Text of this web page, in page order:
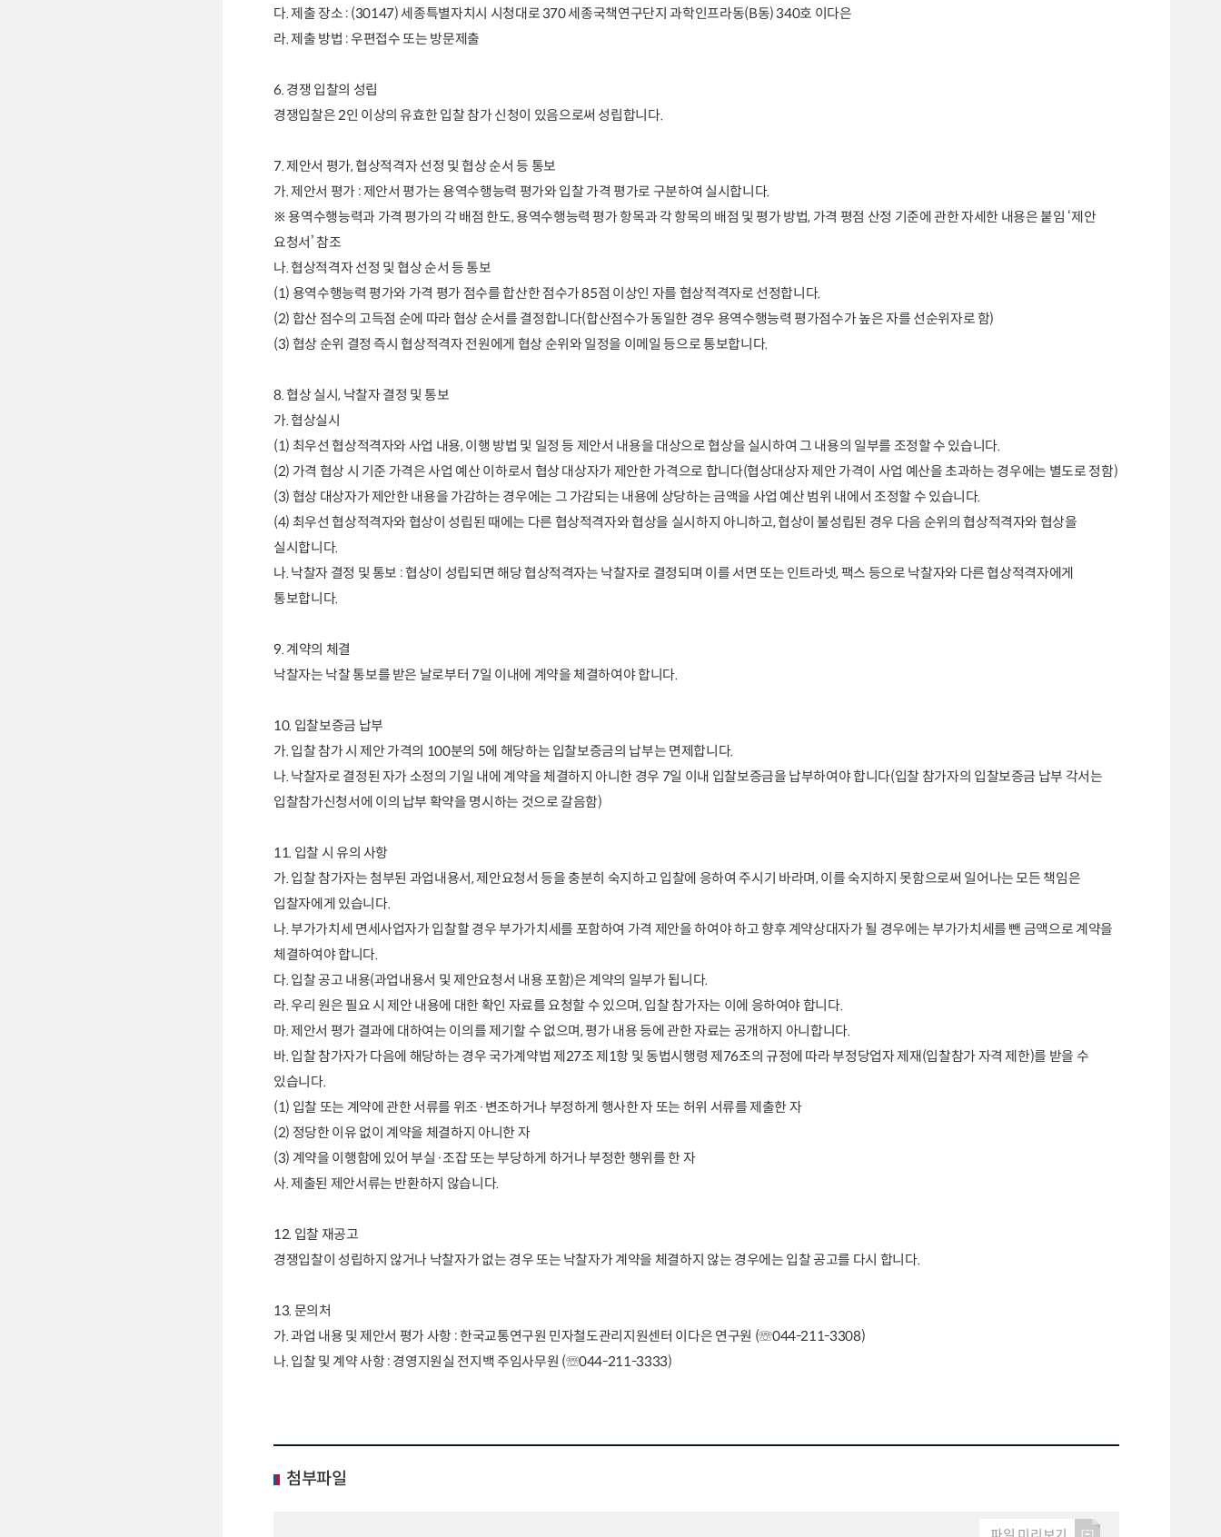
다.제출 장소 : (30147)세종특별자치시 시청대로370세종국책연구단지 과학인프라동(B동) 340호 이다은
라.제출 방법 :우편접수 또는 방문제출
6. 경쟁 입찰의 성립
경쟁입찰은2인 이상의 유효한 입찰 참가 신청이 있음으로써 성립합니다.
7.제안서 평가,협상적격자 선정 및 협상 순서 등 통보
가.제안서 평가 :제안서 평가는 용역수행능력 평가와 입찰 가격 평가로 구분하여 실시합니다.
※용역수행능력과 가격 평가의 각 배점 한도,용역수행능력 평가 항목과 각 항목의 배점 및 평가 방법, 가격 평점 산정 기준에 관한 자세한 내용은 붙임 ‘제안
요청서 ’ 참조
나.협상적격자 선정 및 협상 순서 등 통보
(1) 용역수행능력 평가와 가격 평가 점수를 합산한 점수가85점 이상인 자를 협상적격자로 선정합니다.
(2) 합산 점수의 고득점 순에 따라 협상 순서를 결정합니다(합산점수가 동일한 경우 용역수행능력 평가점수가 높은 자를 선순위자로 함)
(3) 협상 순위 결정 즉시 협상적격자 전원에게 협상 순위와 일정을 이메일 등으로 통보합니다.
8.협상 실시, 낙찰자 결정 및 통보
가.협상실시
(1) 최우선 협상적격자와 사업 내용, 이행 방법 및 일정 등 제안서 내용을 대상으로 협상을 실시하여 그 내용의 일부를 조정할 수 있습니다.
(2) 가격 협상 시 기준 가격은 사업 예산 이하로서 협상 대상자가 제안한 가격으로 합니다(협상대상자 제안 가격이 사업 예산을 초과하는 경우에는 별도로 정함)
(3) 협상 대상자가 제안한 내용을 가감하는 경우에는 그 가감되는 내용에 상당하는 금액을 사업 예산 범위 내에서 조정할 수 있습니다.
(4) 최우선 협상적격자와 협상이 성립된 때에는 다른 협상적격자와 협상을 실시 하지 아니하고,협상이 불성립된 경우 다음 순위의 협상적격자와 협상을
실시합니다.
나. 낙찰자 결정 및 통보 :협상이 성립되면 해당 협상적격자는 낙찰자로 결정되며 이를 서면 또는 인트라넷, 팩스 등으로 낙찰자와 다른 협상적격자에게
통보합니다.
9. 계약의 체결
낙찰자는 낙찰 통보를 받은 날로부터 7일 이내에 계약을 체결하여야 합니다.
10. 입찰보증금 납부
가. 입찰 참가 시 제안 가격의 100분의 5에 해당하는 입찰보증금의 납부는 면제합니다.
나. 낙찰자로 결정된 자가 소정의 기일 내에 계약을 체결하지 아니한 경우 7일 이내 입찰보증금을 납부하여야 합니다(입찰 참가자의 입찰보증금 납부 각서는
입찰참가신청서에 이의 납부 확약을 명시하는 것으로 갈음함)
11. 입찰 시 유의 사항
가. 입찰 참가자는 첨부된 과업내용서,제안요청서 등을 충분히 숙지하고 입찰에 응하여 주시기 바라며, 이를 숙지하지 못함으로써 일어나는 모든 책임은
입찰자에게 있습니다.
나.부가가치세 면세사업자가 입찰할 경우 부가가치세를 포함하여 가격 제안을하여야 하고 향후 계약상대자가 될 경우에는 부가가치세를 뺀 금액으로 계약을
체결하여야 합니다.
다. 입찰 공고 내용(과업내용서 및 제안요청서 내용 포함)은 계약의 일부가 됩니다.
라.우리 원은 필요 시 제안 내용에 대한 확인 자료를 요청할 수 있으며, 입찰 참가자는 이에 응하여야 합니다.
마.제안서 평가 결과에 대하여는 이의를 제기할 수 없으며, 평가 내용 등에 관한 자료는 공개하지 아니합니다.
바. 입찰 참가자가 다음에 해당하는 경우 국가계약법 제 27조 제 1항 및 동법시행령 제 76조의 규정에 따라 부정당업자 제재 (입찰참가 자격 제한)를 받을 수
있습니다.
(1) 입찰 또는 계약에 관한 서류를 위조 · 변조하거나 부정하게 행사한 자 또는 허위 서류를 제출한 자
(2) 정당한 이유 없이 계약을 체결하지 아니한 자
(3) 계약을 이행함에 있어 부실 ·조잡 또는 부당하게 하거나 부정한 행위를 한 자
사.제출된 제안서류는 반환하지 않습니다.
12. 입찰 재공고
경쟁입찰이 성립하지 않거나 낙찰자가 없는 경우 또는 낙찰자가 계약을 체결하지 않는 경우에는 입찰 공고를 다시 합니다.
13. 문의처
가.과업 내용 및 제안서 평가 사항 : 한국교통연구원 민자철도관리지원센터 이다은 연구원 (☏044-211-3308)
나. 입찰 및 계약 사항 : 경영지원실 전지백 주임사무원 (☏044-211-3333)
첨부파일